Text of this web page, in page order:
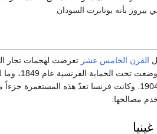
بيروز بأنه بونابرت السودان
القرن الخامس عشر تعرضت لهجمات تجار
الحماية الفرنسية عام 1849، وما لبثت
أعلنتها جزءاً من مستعمرات غربي أفريقيا عام 1904. وكانت فرنسا تعدّ هذه
مصالحها.